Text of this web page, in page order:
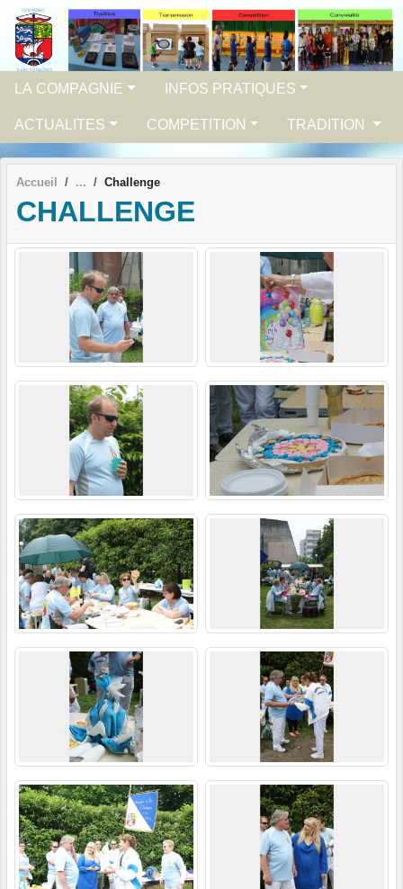
LA COMPAGNIE INFOS PRATIQUES
ACTUALITES COMPETITION TRADITION
Accueil Challenge
CHALLENGE
Panneau de gestion des cookies